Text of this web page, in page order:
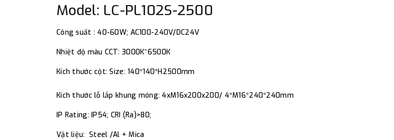
Model: LC-PL102S-2500
Công suất : 40-60W; AC100-240V/DC24V
Nhiệt độ màu CCT: 3000K~6500K
Kích thước cột: Size: 140*140*H2500mm
Kích thước lỗ lắp khung móng: 4xM16x200x200/ 4*M16*240*240mm
IP Rating: IP54; CRI (Ra)>80;
Vật liệu: Steel /Al + Mica